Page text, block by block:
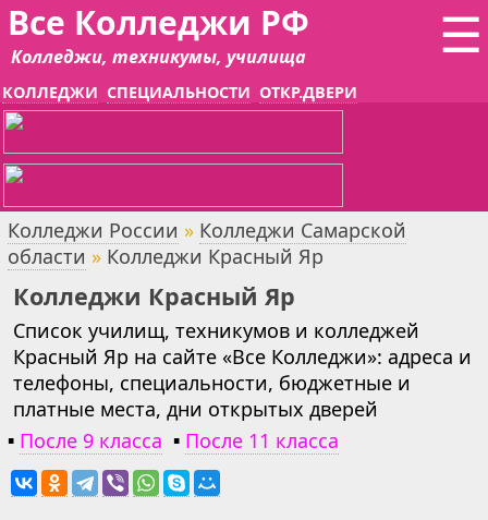
☰
Все Колледжи РФ
Колледжи, техникумы, училища
КОЛЛЕДЖИ СПЕЦИАЛЬНОСТИ ОТКР.ДВЕРИ
Колледжи России » Колледжи Самарской
области » Колледжи Красный Яр
Колледжи Красный Яр
Список училищ, техникумов и колледжей
Красный Яр на сайте «Все Колледжи»: адреса и
телефоны, специальности, бюджетные и
платные места, дни открытых дверей
▪ После 9 класса ▪ После 11 класса